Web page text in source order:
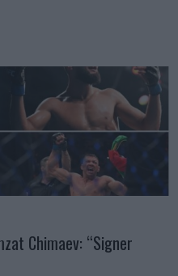
Chimaev: “Signer